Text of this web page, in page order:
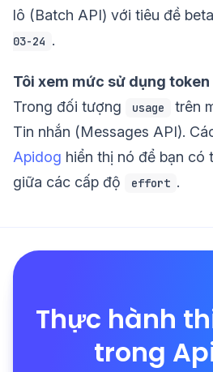
lô (Batch API) với tiêu đề beta
03-24 .
Tôi xem mức sử dụng
Trong đối tượng
usage
trên
Tin nhắn (Messages API).
Apidog hiển thị nó để bạn có
giữa các cấp độ
effort .
Thực hành
trong